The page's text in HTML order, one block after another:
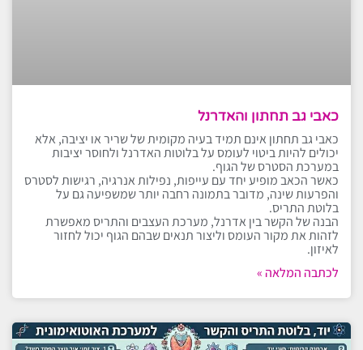
כאבי גב תחתון והאדרנל
כאבי גב תחתון אינם תמיד בעיה מקומית של שריר או יציבה, אלא
יכולים להיות ביטוי לעומס על בלוטות האדרנל ולחוסר יציבות
במערכת הסטרס של הגוף.
כאשר הכאב מופיע יחד עם עייפות, נפילות אנרגיה, רגישות לסטרס
והפרעות שינה, מדובר בתמונה רחבה יותר שמשפיעה גם על
בלוטת התריס.
הבנה של הקשר בין אדרנל, מערכת העצבים והתריס מאפשרת
לזהות את מקור העומס וליצור תנאים שבהם הגוף יכול לחזור
לאיזון.
לכתבה המלאה »